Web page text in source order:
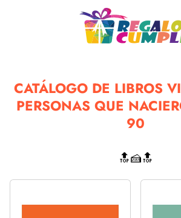
CATÁLOGO DE LIBROS
PERSONAS QUE
90
🔝🍰🔝